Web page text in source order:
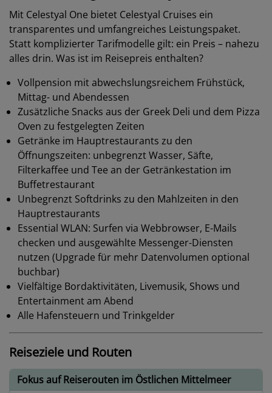
Mit Celestyal One bietet Celestyal Cruises ein
transparentes und umfangreiches Leistungspaket.
Statt komplizierter Tarifmodelle gilt: ein Preis – nahezu
alles drin. Was ist im Reisepreis enthalten?
Vollpension mit abwechslungsreichem Frühstück,
Mittag- und Abendessen
Zusätzliche Snacks aus der Greek Deli und dem Pizza
Oven zu festgelegten Zeiten
Getränke im Hauptrestaurants zu den
Öffnungszeiten: unbegrenzt Wasser, Säfte,
Filterkaffee und Tee an der Getränkestation im
Buffetrestaurant
Unbegrenzt Softdrinks zu den Mahlzeiten in den
Hauptrestaurants
Essential WLAN: Surfen via Webbrowser, E-Mails
checken und ausgewählte Messenger-Diensten
nutzen (Upgrade für mehr Datenvolumen optional
buchbar)
Vielfältige Bordaktivitäten, Livemusik, Shows und
Entertainment am Abend
Alle Hafensteuern und Trinkgelder
Reiseziele und Routen
Fokus auf Reiserouten im Östlichen Mittelmeer